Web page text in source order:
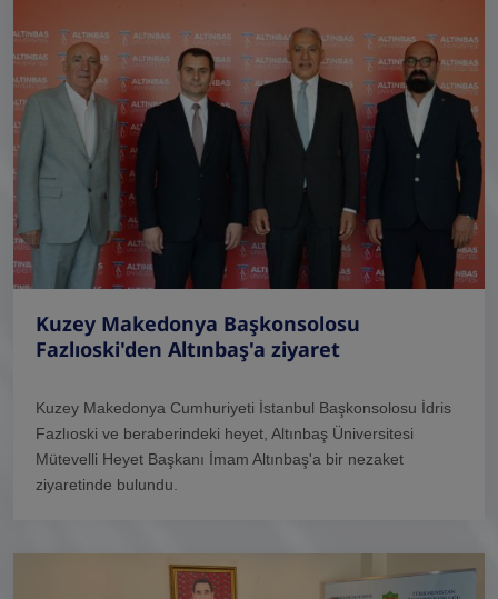
Kuzey Makedonya Başkonsolosu
Fazlıoski'den Altınbaş'a ziyaret
Kuzey Makedonya Cumhuriyeti İstanbul Başkonsolosu İdris
Fazlıoski ve beraberindeki heyet, Altınbaş Üniversitesi
Mütevelli Heyet Başkanı İmam Altınbaş'a bir nezaket
ziyaretinde bulundu.